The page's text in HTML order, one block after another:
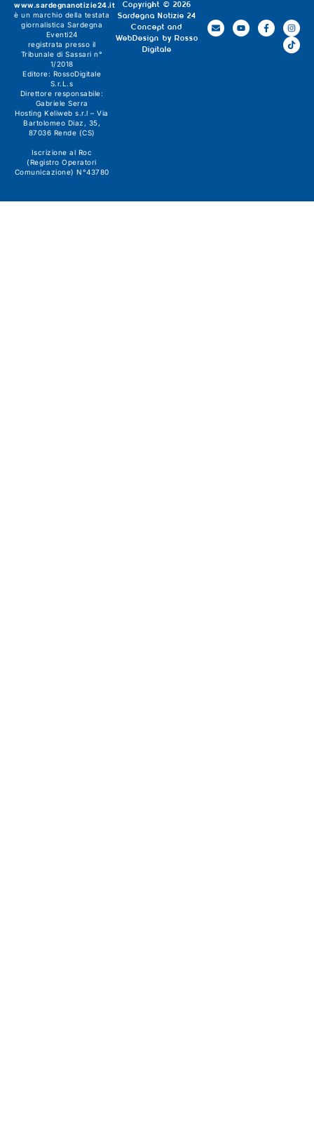
Copyright © 2026
Sardegna Notizie 24
Concept and
WebDesign by Rosso
Digitale
www.sardegnanotizie24.it
è un marchio della testata
giornalistica Sardegna
Eventi24
registrata presso il
Tribunale di Sassari n°
1/2018
Editore: RossoDigitale
S.r.L.s
Direttore responsabile:
Gabriele Serra
Hosting Keliweb s.r.l – Via
Bartolomeo Diaz, 35,
87036 Rende (CS)
Iscrizione al Roc
(Registro Operatori
Comunicazione) N°43780